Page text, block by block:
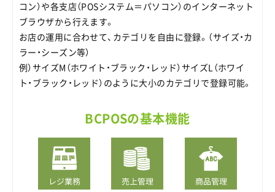
コン）や各支店（POSシステム＝パソコン）のインターネット
ブラウザから行えます。
お店の運用に合わせて、カテゴリを自由に登録。（サイズ・カ
ラー・シーズン等）
例）サイズM（ホワイト・ブラック・レッド）サイズL（ホワイ
ト・ブラック・レッド）のように大小のカテゴリで登録可能。
BCPOSの基本機能